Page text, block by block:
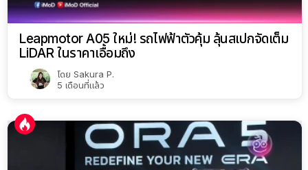
Leapmotor A05 ใหม่! รถไฟฟ้าตัวคุ้ม ลุ้นสเปกจัดเต็ม
LiDAR ในราคาเอื้อมถึง
โดย Sakura P.
5 เดือนที่แล้ว